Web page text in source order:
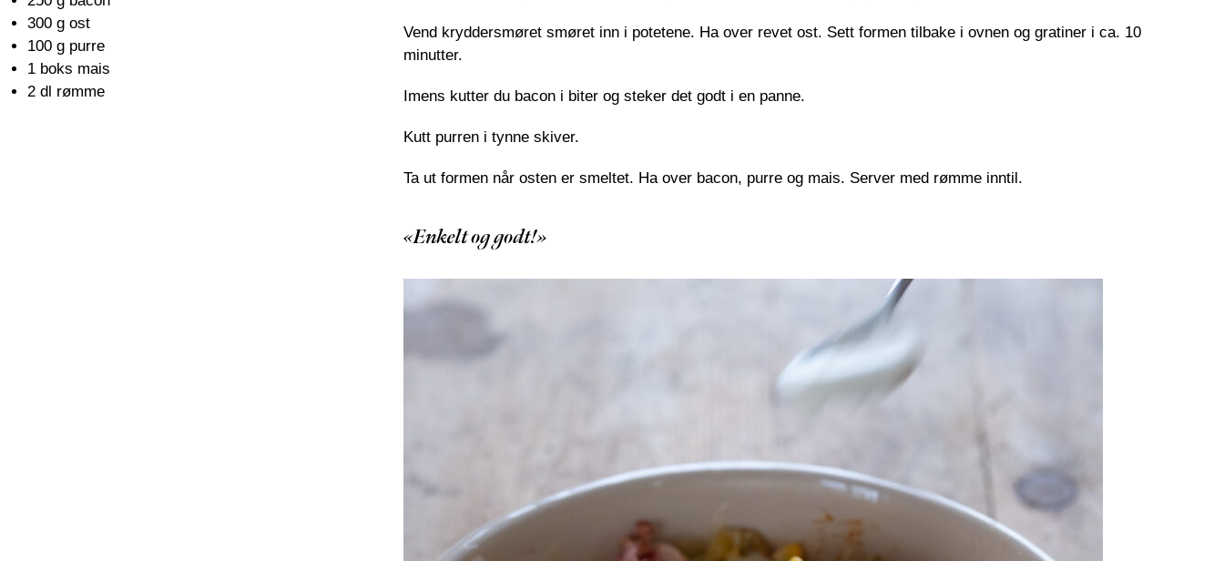
300 g ost
100 g purre
1 boks mais
2 dl rømme
Vend kryddersmøret smøret inn i potetene. Ha over revet ost. Sett formen tilbake i ovnen og gratiner i ca. 10
minutter.
Imens kutter du bacon i biter og steker det godt i en panne.
Kutt purren i tynne skiver.
Ta ut formen når osten er smeltet. Ha over bacon, purre og mais. Server med rømme inntil.
«Enkelt og godt!»